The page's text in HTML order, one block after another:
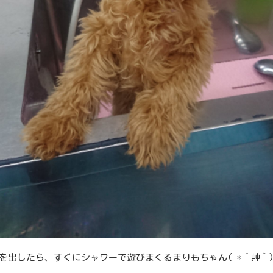
出したら、すぐにシャワーで遊びまくるまりもちゃん( *´艸｀